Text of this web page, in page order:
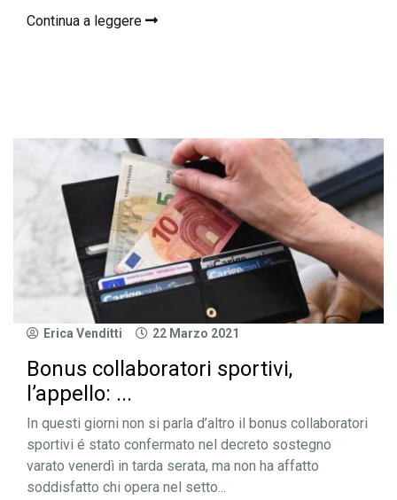
Continua a leggere
Erica Venditti 22 Marzo 2021
Bonus collaboratori sportivi,
l’appello: ...
In questi giorni non si parla d’altro il bonus collaboratori
sportivi é stato confermato nel decreto sostegno
varato venerdì in tarda serata, ma non ha affatto
soddisfatto chi opera nel setto...